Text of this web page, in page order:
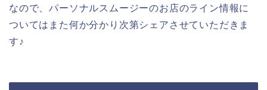
なので、パーソナルスムージーのお店のライン情報に
ついてはまた何か分かり次第シェアさせていただきま
す♪